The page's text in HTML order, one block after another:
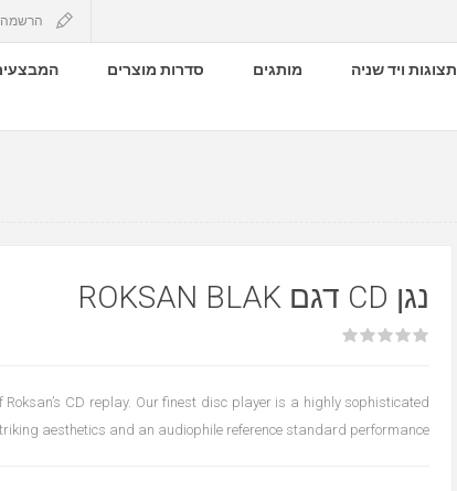
הרשמה
תצוגות ויד שניה מותגים סדרות מוצרים
נגן CD דגם ROKSAN BLAK
Roksan’s CD replay. Our finest disc player is a highly sophisticated
aesthetics and an audiophile reference standard performance.